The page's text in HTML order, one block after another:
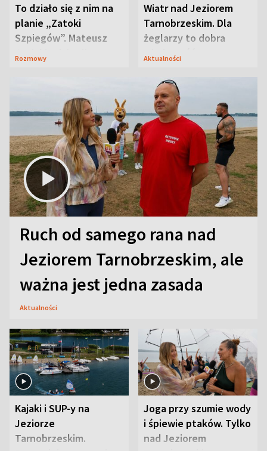
To działo się z nim na
planie „Zatoki
Szpiegów”. Mateusz
Janicki odsłonił
Rozmowy
Wiatr nad Jeziorem
Tarnobrzeskim. Dla
żeglarzy to dobra
wiadomość
Aktualności
Ruch od samego rana nad
Jeziorem Tarnobrzeskim, ale
ważna jest jedna zasada
Aktualności
Kajaki i SUP-y na
Jeziorze
Tarnobrzeskim.
Joga przy szumie wody
i śpiewie ptaków. Tylko
nad Jeziorem